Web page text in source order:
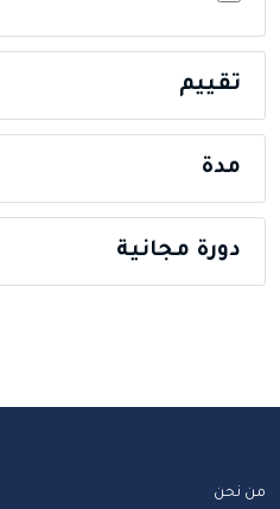
تقييم
مدة
دورة مجانية
من نحن